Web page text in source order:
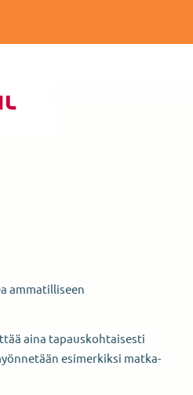
Kulttuurin ja vapaa-ajan
ammatilliseen
aina tapauskohtaisesti
esimerkiksi matka-